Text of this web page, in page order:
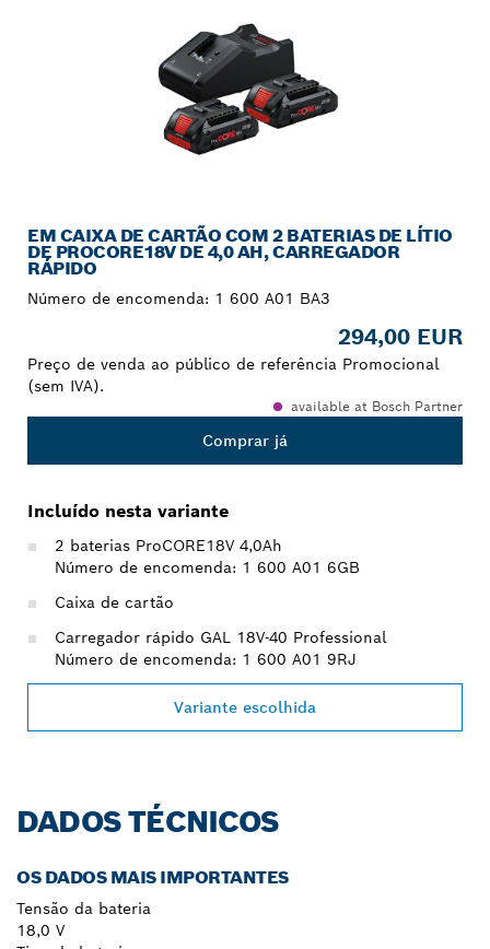
EM CAIXA DE CARTÃO COM 2 BATERIAS DE LÍTIO
DE PROCORE18V DE 4,0 AH, CARREGADOR
RÁPIDO
Número de encomenda: 1 600 A01 BA3
294,00 EUR
Preço de venda ao público de referência Promocional
(sem IVA).
available at Bosch Partner
Comprar já
Incluído nesta variante
2 baterias ProCORE18V 4,0Ah
Número de encomenda: 1 600 A01 6GB
Caixa de cartão
Carregador rápido GAL 18V-40 Professional
Número de encomenda: 1 600 A01 9RJ
Variante escolhida
DADOS TÉCNICOS
OS DADOS MAIS IMPORTANTES
Tensão da bateria
18,0 V